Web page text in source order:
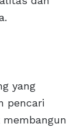
yang
pencari
membangun